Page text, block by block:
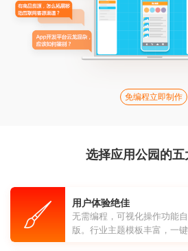
免编程立即制作
选择应用公园的五
用户体验绝佳
无需编程，可视化操作功能
版。行业主题模板丰富，一